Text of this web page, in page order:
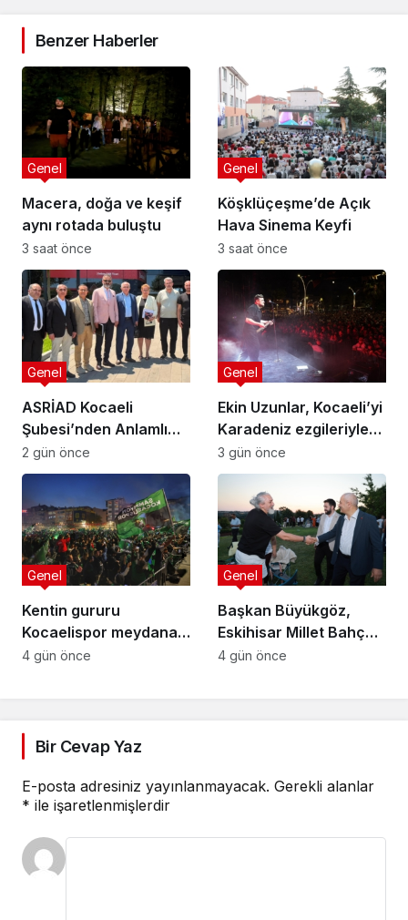
Benzer Haberler
Macera, doğa ve keşif
aynı rotada buluştu
Genel
3 saat önce
Köşklüçeşme’de Açık
Hava Sinema Keyfi
Genel
3 saat önce
ASRİAD Kocaeli
Şubesi’nden Anlamlı
Sosyal Sorumluluk
Projesi
Genel
2 gün önce
Ekin Uzunlar, Kocaeli’yi
Karadeniz ezgileriyle
coşturdu
Genel
3 gün önce
Kentin gururu
Kocaelispor meydana
iniyor
Genel
4 gün önce
Başkan Büyükgöz,
Eskihisar Millet Bahçesi
ve Botanik Parkı’nda
Genel
4 gün önce
Bir Cevap Yaz
E-posta adresiniz yayınlanmayacak. Gerekli alanlar
* ile işaretlenmişlerdir